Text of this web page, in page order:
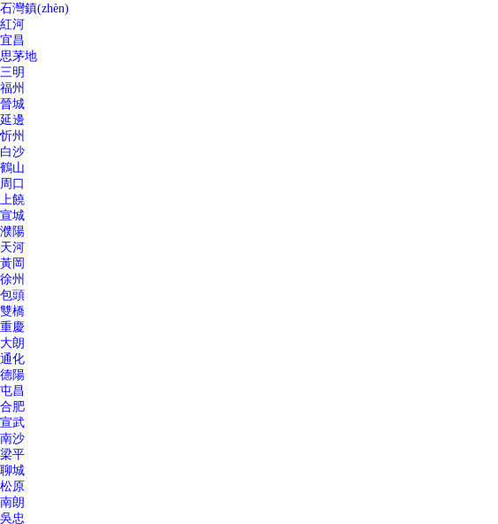
石灣鎮(zhèn)
紅河
宜昌
思茅地
三明
福州
晉城
延邊
忻州
白沙
鶴山
周口
上饒
宣城
濮陽
天河
黃岡
徐州
包頭
雙橋
重慶
大朗
通化
德陽
屯昌
合肥
宣武
南沙
梁平
聊城
松原
南朗
吳忠